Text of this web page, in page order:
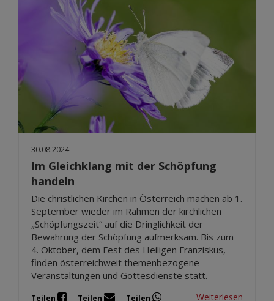
Apr 2026
Mär 2026
Feb 2026
Jan 2026
Dez 2025
30.08.2024
Im Gleichklang mit der Schöpfung
handeln
Die christlichen Kirchen in Österreich machen ab 1.
September wieder im Rahmen der kirchlichen
„Schöpfungszeit“ auf die Dringlichkeit der
Bewahrung der Schöpfung aufmerksam. Bis zum
4. Oktober, dem Fest des Heiligen Franziskus,
finden österreichweit themenbezogene
Veranstaltungen und Gottesdienste statt.
Teilen Teilen Teilen Weiterlesen